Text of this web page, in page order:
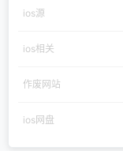
ios源
ios相关
作废网站
ios网盘